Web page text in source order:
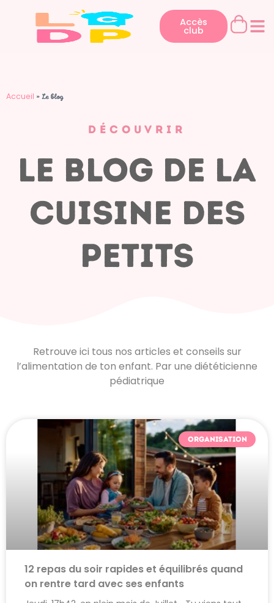
Accès
club
Accueil » Le blog
DÉCOUVRIR
Le blog de la
cuisine des
petits
Retrouve ici tous nos articles et conseils sur
l’alimentation de ton enfant. Par une diététicienne
pédiatrique
ORGANISATION
12 repas du soir rapides et équilibrés quand
on rentre tard avec ses enfants